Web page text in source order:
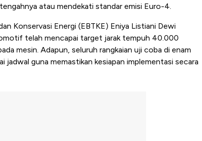
atau mendekati standar emisi Euro-4.
Konservasi Energi (EBTKE) Eniya Listiani Dewi
telah mencapai target jarak tempuh 40.000
mesin. Adapun, seluruh rangkaian uji coba di enam
jadwal guna memastikan kesiapan implementasi secara